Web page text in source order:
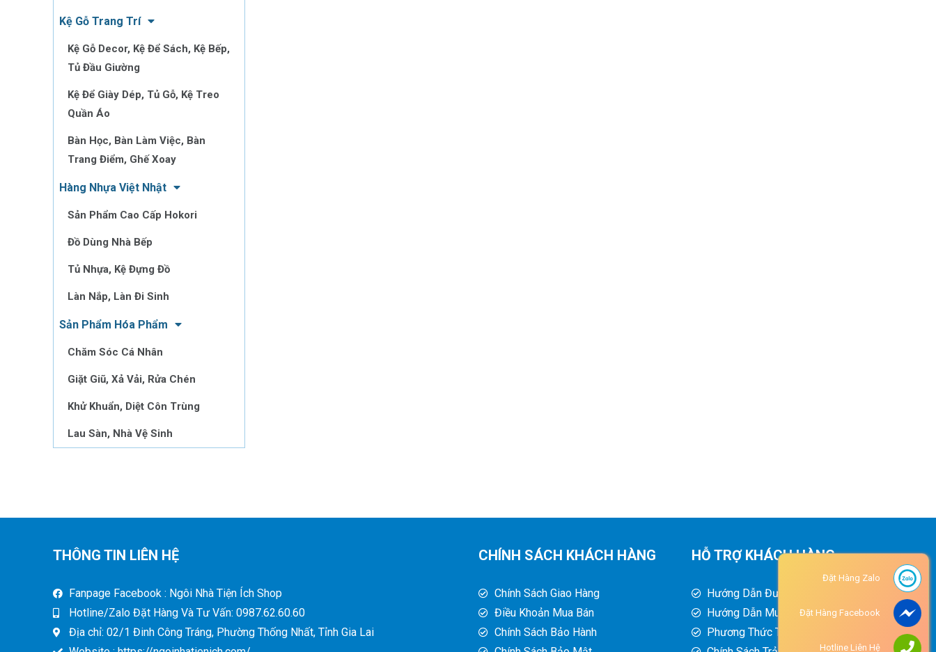
Kệ Gỗ Trang Trí
Kệ Gỗ Decor, Kệ Để Sách, Kệ Bếp,
Tủ Đầu Giường
Kệ Để Giày Dép, Tủ Gỗ, Kệ Treo
Quần Áo
Bàn Học, Bàn Làm Việc, Bàn
Trang Điểm, Ghế Xoay
Hàng Nhựa Việt Nhật
Sản Phẩm Cao Cấp Hokori
Đồ Dùng Nhà Bếp
Tủ Nhựa, Kệ Đựng Đồ
Làn Nắp, Làn Đi Sinh
Sản Phẩm Hóa Phẩm
Chăm Sóc Cá Nhân
Giặt Giũ, Xả Vải, Rửa Chén
Khử Khuẩn, Diệt Côn Trùng
Lau Sàn, Nhà Vệ Sinh
THÔNG TIN LIÊN HỆ
Fanpage Facebook : Ngôi Nhà Tiện Ích Shop
Hotline/Zalo Đặt Hàng Và Tư Vấn: 0987.62.60.60
Địa chỉ: 02/1 Đinh Công Tráng, Phường Thống Nhất, Tỉnh Gia Lai
CHÍNH SÁCH KHÁCH HÀNG
Chính Sách Giao Hàng
Điều Khoản Mua Bán
Chính Sách Bảo Hành
HỖ TRỢ KHÁCH HÀNG
Hướng Dẫn Đường Đi
Hướng Dẫn Mua Hàng
Phương Thức Thanh Toán
Đặt Hàng Zalo
Đặt Hàng Facebook
Hotline Liên Hệ